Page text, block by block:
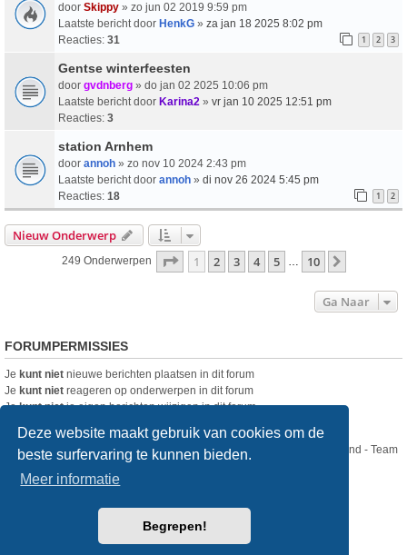
Deze website maakt gebruik van cookies om de
beste surfervaring te kunnen bieden.
Meer informatie
Begrepen!
door Skippy » zo jun 02 2019 9:59 pm
Laatste bericht door HenkG » za jan 18 2025 8:02 pm
Reacties: 31 1 2 3
Gentse winterfeesten
door gvdnberg » do jan 02 2025 10:06 pm
Laatste bericht door Karina2 » vr jan 10 2025 12:51 pm
Reacties: 3
station Arnhem
door annoh » zo nov 10 2024 2:43 pm
Laatste bericht door annoh » di nov 26 2024 5:45 pm
Reacties: 18 1 2
Nieuw Onderwerp
249 Onderwerpen Pagina Van10
1 2 3 4 5 10
Ga Naar
FORUMPERMISSIES
Je kunt niet nieuwe berichten plaatsen in dit forum
Je kunt niet reageren op onderwerpen in dit forum
Jekunt nietje eigen berichten wijzigen in dit forum
Nikon Club Nederland - Team
Forum
Copyright © Nikon Club Nederland 2023
® Forum Software © phpBB Limited
created by INVENTEA & v12mike